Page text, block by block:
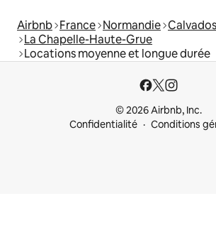
Airbnb France Normandie Calvados
La Chapelle-Haute-Grue
Locations moyenne et longue durée
© 2026 Airbnb, Inc.
Confidentialité
Conditions